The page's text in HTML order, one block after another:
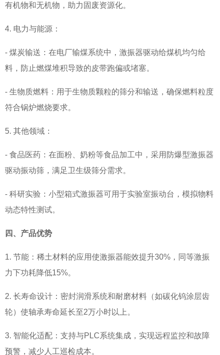
有机物和无机物，助力固废资源化。
4. 电力与能源：
- 煤炭输送：在电厂输煤系统中，激振器驱动给煤机均匀给
料，防止燃煤堆积导致的皮带跑偏或堵塞。
- 生物质燃料：用于生物质颗粒的筛分和输送，确保燃料粒度
符合锅炉燃烧要求。
5. 其他领域：
- 食品医药：在面粉、奶粉等食品加工中，采用防爆型激振器
驱动振动筛，满足卫生级筛分需求。
- 科研实验：小型箱式激振器可用于实验室振动台，模拟物料
动态特性测试。
四、产品优势
1. 节能：稀土材料的应用使激振器能效提升30%，同等激振
力下功耗降低15%。
2. 长寿命设计：密封润滑系统和耐磨材料（如碳化钨涂层齿
轮）使轴承寿命延长至2万小时以上。
3. 智能化适配：支持与PLC系统集成，实现远程监控和故障
预警，减少人工巡检成本。